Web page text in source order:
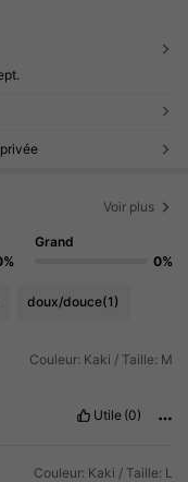
Voir plus
Grand
0%
doux/douce(1)
Couleur: Kaki / Taille: M
Utile (0)
Couleur: Kaki / Taille: L